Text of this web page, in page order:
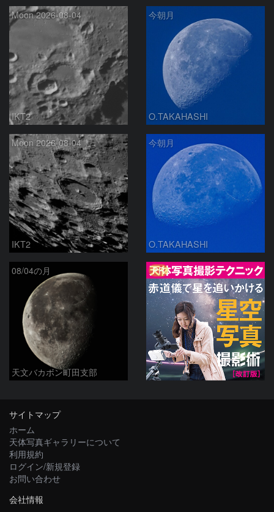
Moon 2026-08-04
IKT2
今朝月
O.TAKAHASHI
Moon 2026-08-04
IKT2
今朝月
O.TAKAHASHI
08/04の月
天文バカボン町田支部
PR
サイトマップ
ホーム
天体写真ギャラリーについて
利用規約
ログイン/新規登録
お問い合わせ
会社情報